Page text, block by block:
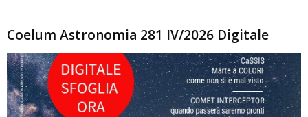
Coelum Astronomia 281 IV/2026 Digitale